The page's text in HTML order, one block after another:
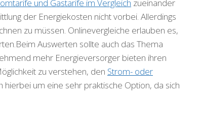
und Gastarife im Vergleich zueinander
der Energiekosten nicht vorbei. Allerdings
zu müssen. Onlinevergleiche erlauben es,
Auswerten sollte auch das Thema
mehr Energieversorger bieten ihren
zu verstehen, den Strom- oder
hierbei um eine sehr praktische Option, da sich